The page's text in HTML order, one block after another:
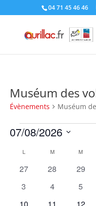
04 71 45 46 46
Muséum des
Évènements Muséum
Évènements
07/08/2026
date.
Calendrier
de
L MMARDI M
0
27
0
28
0
29
0
3
0
4
0
5
0
0
0